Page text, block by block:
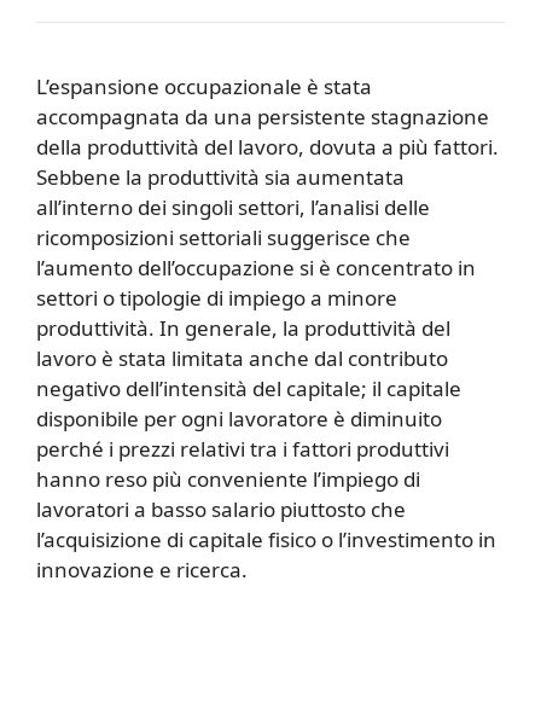
L’espansione occupazionale è stata
accompagnata da una persistente stagnazione
della produttività del lavoro, dovuta a più fattori.
Sebbene la produttività sia aumentata
all’interno dei singoli settori, l’analisi delle
ricomposizioni settoriali suggerisce che
l’aumento dell’occupazione si è concentrato in
settori o tipologie di impiego a minore
produttività. In generale, la produttività del
lavoro è stata limitata anche dal contributo
negativo dell’intensità del capitale; il capitale
disponibile per ogni lavoratore è diminuito
perché i prezzi relativi tra i fattori produttivi
hanno reso più conveniente l’impiego di
lavoratori a basso salario piuttosto che
l’acquisizione di capitale fisico o l’investimento in
innovazione e ricerca.